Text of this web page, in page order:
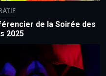
de la Soirée des
2025